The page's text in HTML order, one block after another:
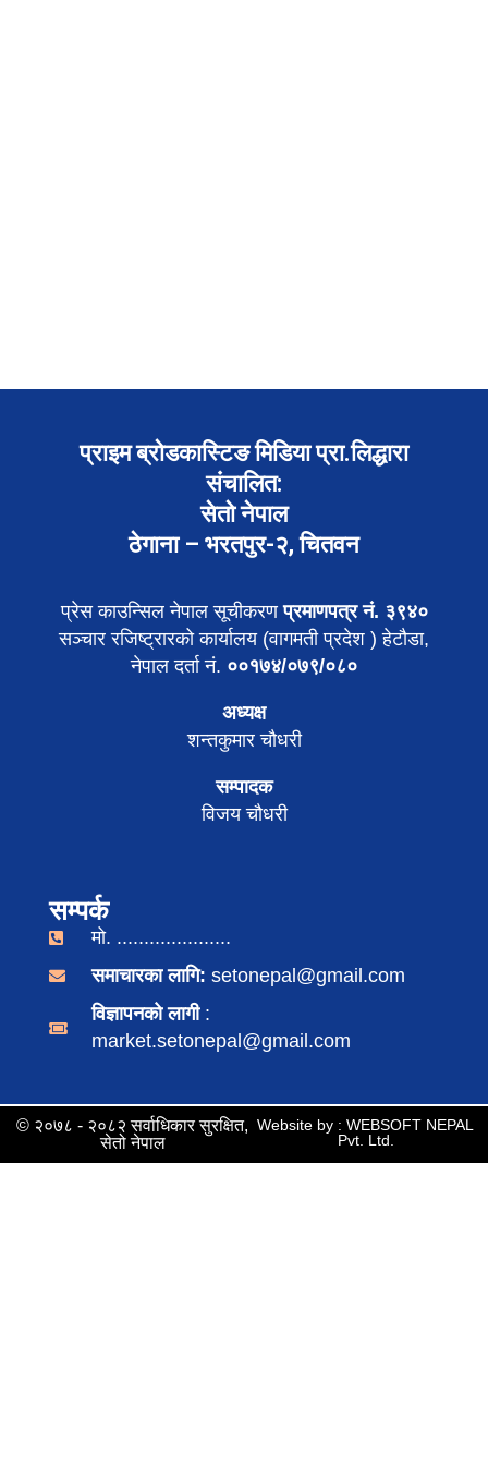
प्राइम ब्रोडकास्टिङ मिडिया प्रा.लिद्धारा
संचालित:
सेतो नेपाल
ठेगाना – भरतपुर-२, चितवन
प्रेस काउन्सिल नेपाल सूचीकरणप्रमाणपत्र नं. ३९४०
सञ्चार रजिष्ट्रारको कार्यालय (वागमती प्रदेश ) हेटौडा,
नेपाल दर्ता नं. ००१७४/०७९/०८०
अध्यक्ष
शन्तकुमार चौधरी
सम्पादक
विजय चौधरी
सम्पर्क
मो. .....................
समाचारका लागि: setonepal@gmail.com
विज्ञापनको लागी :
market.setonepal@gmail.com
© २०७८ - २०८२ सर्वाधिकार सुरक्षित,
सेतो नेपाल
Website by : WEBSOFT NEPAL
Pvt. Ltd.